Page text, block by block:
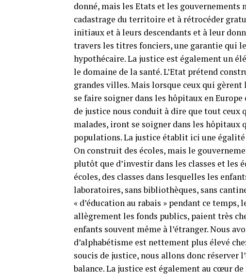
donné, mais les Etats et les gouvernements
cadastrage du territoire et à rétrocéder
initiaux et à leurs descendants et à leur
travers les titres fonciers, une garantie qui
hypothécaire. La justice est également un
le domaine de la santé. L’Etat prétend
grandes villes. Mais lorsque ceux qui
se faire soigner dans les hôpitaux en
de justice nous conduit à dire que tout
malades, iront se soigner dans les hôpitaux
populations. La justice établit ici une égalité
On construit des écoles, mais le
plutôt que d’investir dans les classes et les
écoles, des classes dans lesquelles les
laboratoires, sans bibliothèques, sans
« d’éducation au rabais » pendant ce
allègrement les fonds publics, paient très
enfants souvent même à l’étranger. Nous
d’alphabétisme est nettement plus élevé
soucis de justice, nous allons donc
balance. La justice est également au cœur